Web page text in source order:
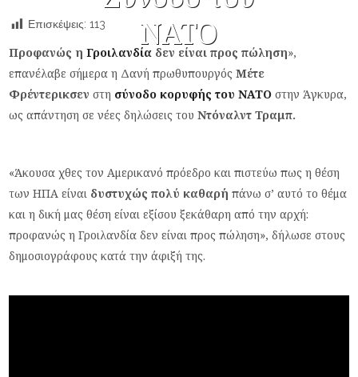
ΝΑΤΟ
Επισκέψεις: 113
Προφανώς ηΓροιλανδία δεν είναι προς πώληση»,
επανέλαβε σήμερα η Δανή πρωθυπουργός Μέτε
Φρέντερικσενστη σύνοδο κορυφής του ΝΑΤΟ στην Άγκυρα,
ως απάντηση σε νέες δηλώσεις τουΝτόναλντ Τραμπ.
«Άκουσα χθες τον Αμερικανό πρόεδρο και πιστεύω πως η θέση
των ΗΠΑ είναι δυστυχώς πολύ καθαρή πάνω σ’ αυτό το θέμα
και η δική μας θέση είναι εξίσου ξεκάθαρη από την αρχή:
προφανώς η Γροιλανδία δεν είναι προς πώληση», δήλωσε στους
δημοσιογράφους κατά την άφιξή της.